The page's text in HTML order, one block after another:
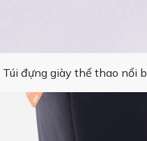
Túi đựng giày thể thao nổi